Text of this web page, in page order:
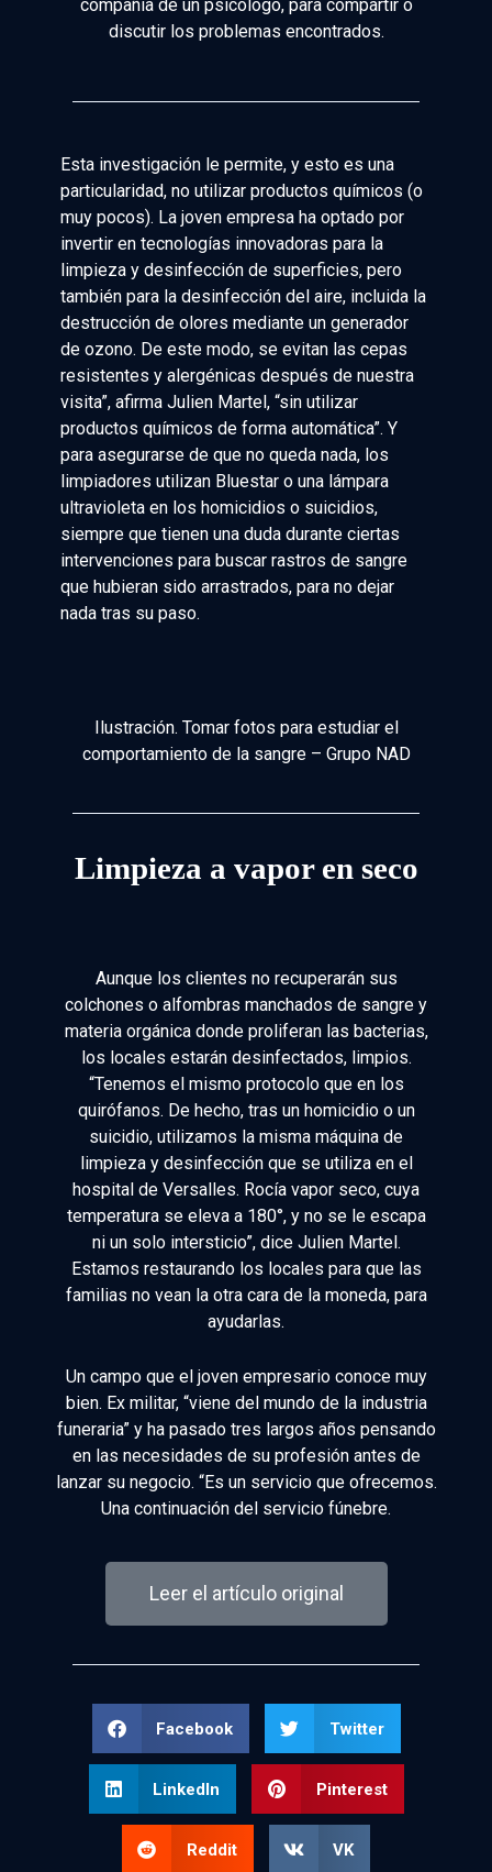
compañía de un psicólogo, para compartir o
discutir los problemas encontrados.
Esta investigación le permite, y esto es una
particularidad, no utilizar productos químicos (o
muy pocos). La joven empresa ha optado por
invertir en tecnologías innovadoras para la
limpieza y desinfección de superficies, pero
también para la desinfección del aire, incluida la
destrucción de olores mediante un generador
de ozono. De este modo, se evitan las cepas
resistentes y alergénicas después de nuestra
visita”, afirma Julien Martel, “sin utilizar
productos químicos de forma automática”. Y
para asegurarse de que no queda nada, los
limpiadores utilizan Bluestar o una lámpara
ultravioleta en los homicidios o suicidios,
siempre que tienen una duda durante ciertas
intervenciones para buscar rastros de sangre
que hubieran sido arrastrados, para no dejar
nada tras su paso.
Ilustración. Tomar fotos para estudiar el
comportamiento de la sangre – Grupo NAD
Limpieza a vapor en seco
Aunque los clientes no recuperarán sus
colchones o alfombras manchados de sangre y
materia orgánica donde proliferan las bacterias,
los locales estarán desinfectados, limpios.
“Tenemos el mismo protocolo que en los
quirófanos. De hecho, tras un homicidio o un
suicidio, utilizamos la misma máquina de
limpieza y desinfección que se utiliza en el
hospital de Versalles. Rocía vapor seco, cuya
temperatura se eleva a 180°, y no se le escapa
ni un solo intersticio”, dice Julien Martel.
Estamos restaurando los locales para que las
familias no vean la otra cara de la moneda, para
ayudarlas.
Un campo que el joven empresario conoce muy
bien. Ex militar, “viene del mundo de la industria
funeraria” y ha pasado tres largos años pensando
en las necesidades de su profesión antes de
lanzar su negocio. “Es un servicio que ofrecemos.
Una continuación del servicio fúnebre.
Leer el artículo original
Facebook Twitter
LinkedIn Pinterest
Reddit VK